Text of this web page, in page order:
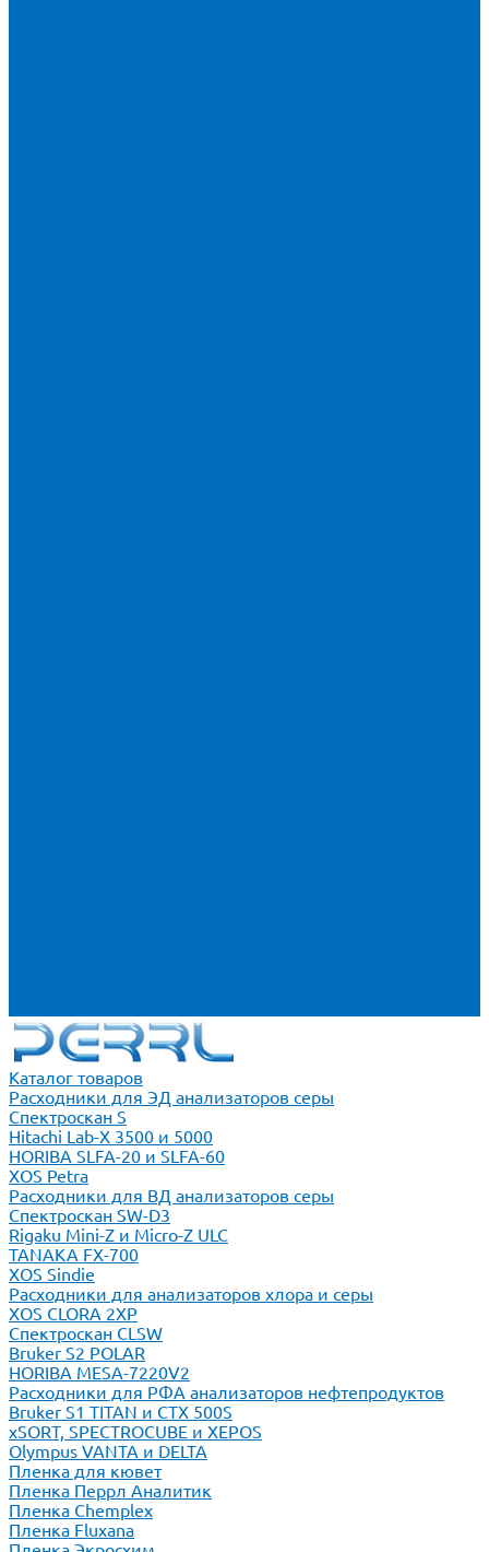
Каталог товаров
Расходники для ЭД анализаторов серы
Спектроскан S
Hitachi Lab-X 3500 и 5000
HORIBA SLFA-20 и SLFA-60
XOS Petra
Расходники для ВД анализаторов серы
Спектроскан SW-D3
Rigaku Mini-Z и Micro-Z ULC
TANAKA FX-700
XOS Sindie
Расходники для анализаторов хлора и серы
XOS CLORA 2XP
Спектроскан CLSW
Bruker S2 POLAR
HORIBA MESA-7220V2
Расходники для РФА анализаторов нефтепродуктов
Bruker S1 TITAN и CTX 500S
xSORT, SPECTROCUBE и XEPOS
Olympus VANTA и DELTA
Пленка для кювет
Пленка Перрл Аналитик
Пленка Chemplex
Пленка Fluxana